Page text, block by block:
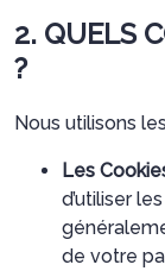
2. QUELS
?
Nous utilisons
Les
d’utiliser
de votre